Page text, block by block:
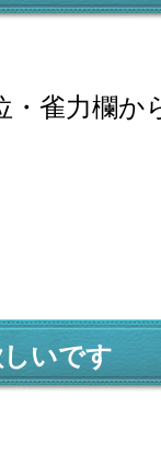
・雀力欄
いです